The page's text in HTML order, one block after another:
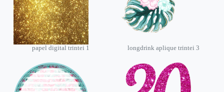
papel digital trintei 1 longdrink aplique trintei 3